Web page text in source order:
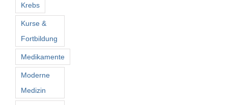
Krebs
Kurse &
Fortbildung
Medikamente
Moderne
Medizin